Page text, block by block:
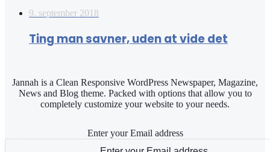
9. september 2018
Ting man savner, uden at vide det
Jannah is a Clean Responsive WordPress Newspaper, Magazine,
News and Blog theme. Packed with options that allow you to
completely customize your website to your needs.
Enter your Email address